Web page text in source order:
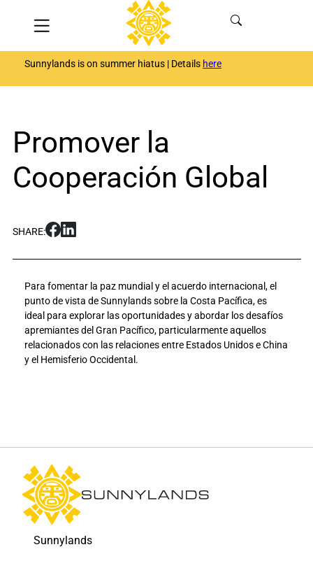
Sunnylands is on summer hiatus | Details here
Menu
Promover la
Cooperación Global
SHARE:S
a
e
P
r
o
m
o
C
o
p
e
r
a
S
a
e
P
r
o
m
o
C
o
p
e
a
Para fomentar la paz mundial y el acuerdo internacional, el
punto de vista de Sunnylands sobre la Costa Pacífica, es
ideal para explorar las oportunidades y abordar los desafíos
apremiantes del Gran Pacífico, particularmente aquellos
relacionados con las relaciones entre Estados Unidos e China
y el Hemisferio Occidental.
Sunnylands